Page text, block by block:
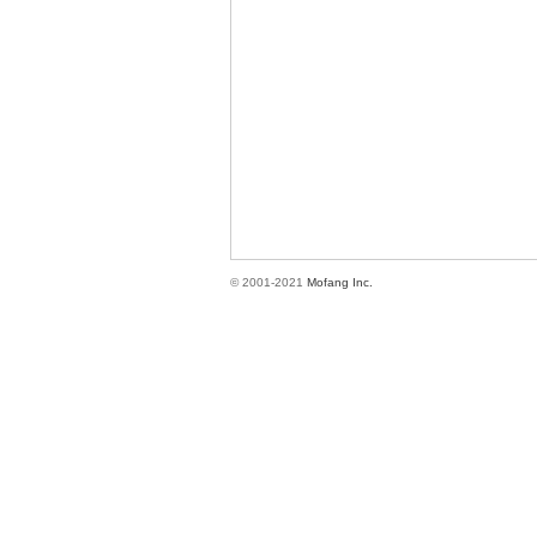
© 2001-2021 Mofang Inc.